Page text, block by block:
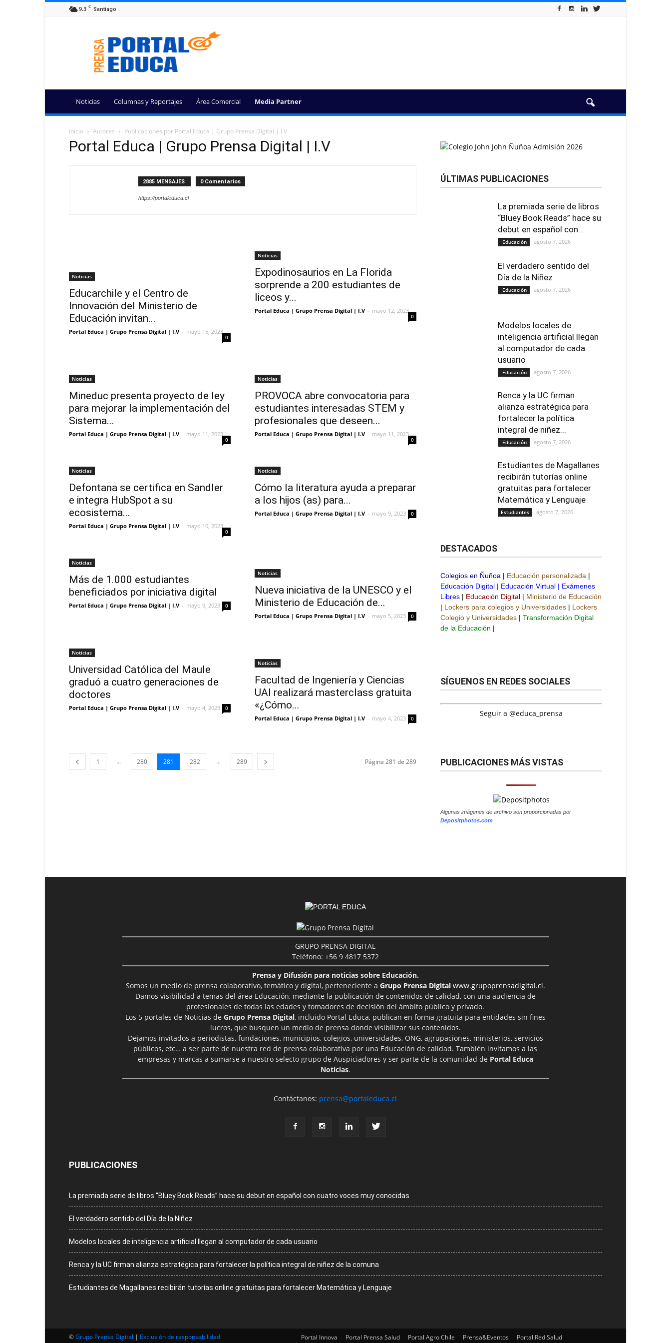
9.3 C Santiago
Portal
Educa
Noticias Columnas y Reportajes Área Comercial Media Partner
Inicio Autores Publicaciones por Portal Educa | Grupo Prensa Digital | I.V
Portal Educa | Grupo Prensa Digital | I.V
2885 MENSAJES 0 Comentarios
https://portaleduca.cl
Noticias
Educarchile y el Centro de
Innovación del Ministerio de
Educación invitan...
Portal Educa | Grupo Prensa Digital | I.V - mayo 15, 2023
0
Noticias
Expodinosaurios en La Florida
sorprende a 200 estudiantes de
liceos y...
Portal Educa | Grupo Prensa Digital | I.V - mayo 12, 2023
0
Noticias
Mineduc presenta proyecto de ley
para mejorar la implementación del
Sistema...
Portal Educa | Grupo Prensa Digital | I.V - mayo 11, 2023
0
Noticias
PROVOCA abre convocatoria para
estudiantes interesadas STEM y
profesionales que deseen...
Portal Educa | Grupo Prensa Digital | I.V - mayo 11, 2023
0
Noticias
Defontana se certifica en Sandler
e integra HubSpot a su
ecosistema...
Portal Educa | Grupo Prensa Digital | I.V - mayo 10, 2023
0
Noticias
Cómo la literatura ayuda a preparar
a los hijos (as) para...
Portal Educa | Grupo Prensa Digital | I.V - mayo 9, 2023 0
Noticias
Más de 1.000 estudiantes
beneficiados por iniciativa digital
Portal Educa | Grupo Prensa Digital | I.V - mayo 9, 2023 0
Noticias
Nueva iniciativa de la UNESCO y el
Ministerio de Educación de...
Portal Educa | Grupo Prensa Digital | I.V - mayo 5, 2023 0
Noticias
Universidad Católica del Maule
graduó a cuatro generaciones de
doctores
Portal Educa | Grupo Prensa Digital | I.V - mayo 4, 2023 0
Noticias
Facultad de Ingeniería y Ciencias
UAI realizará masterclass gratuita
«¿Cómo...
Portal Educa | Grupo Prensa Digital | I.V - mayo 4, 2023 0
1 ... 280 281 282 ... 289 Página 281 de 289
ÚLTIMAS PUBLICACIONES
La premiada serie de libros
“Bluey Book Reads” hace su
debut en español con...
Educación agosto 7, 2026
El verdadero sentido del
Día de la Niñez
Educación agosto 7, 2026
Modelos locales de
inteligencia artificial llegan
al computador de cada
usuario
Educación agosto 7, 2026
Renca y la UC firman
alianza estratégica para
fortalecer la política
integral de niñez...
Educación agosto 7, 2026
Estudiantes de Magallanes
recibirán tutorías online
gratuitas para fortalecer
Matemática y Lenguaje
Estudiantes agosto 7, 2026
DESTACADOS
Colegios en Ñuñoa | Educación personalizada |
Educación Digital | Educación Virtual | Exámenes
Libres | Educación Digital | Ministerio de Educación
| Lockers para colegios y Universidades | Lockers
Colegio y Universidades | Transformación Digital
de la Educación |
SÍGUENOS EN REDES SOCIALES
Seguir a @educa_prensa
PUBLICACIONES MÁS VISTAS
Algunas imágenes de archivo son proporcionadas por
Depositphotos.com
GRUPO PRENSA DIGITAL
Teléfono: +56 9 4817 5372
Prensa y Difusión para noticias sobre Educación.
Somos un medio de prensa colaborativo, temático y digital, perteneciente a Grupo Prensa Digitalwww.grupoprensadigital.cl.
Damos visibilidad a temas del área Educación, mediante la publicación de contenidos de calidad, con una audiencia de
profesionales de todas las edades y tomadores de decisión del ámbito público y privado.
Los 5 portales de Noticias de Grupo Prensa Digital, incluido Portal Educa, publican en forma gratuita para entidades sin fines
lucros, que busquen un medio de prensa donde visibilizar sus contenidos.
Dejamos invitados a periodistas, fundaciones, municipios, colegios, universidades, ONG, agrupaciones, ministerios, servicios
públicos, etc… a ser parte de nuestra red de prensa colaborativa por una Educación de calidad. También invitamos a las
empresas y marcas a sumarse a nuestro selecto grupo de Auspiciadores y ser parte de la comunidad de Portal Educa
Noticias.
Contáctanos: prensa@portaleduca.cl
PUBLICACIONES
La premiada serie de libros “Bluey Book Reads” hace su debut en español con cuatro voces muy conocidas
El verdadero sentido del Día de la Niñez
Modelos locales de inteligencia artificial llegan al computador de cada usuario
Renca y la UC firman alianza estratégica para fortalecer la política integral de niñez de la comuna
Estudiantes de Magallanes recibirán tutorías online gratuitas para fortalecer Matemática y Lenguaje
Portal Innova Portal Prensa Salud Portal Agro Chile Prensa&Eventos Portal Red Salud
©Grupo Prensa Digital | Exclusión de responsabilidad